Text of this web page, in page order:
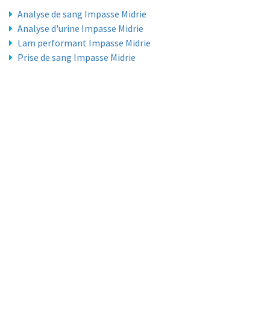
Analyse de sang Impasse Midrie
Analyse d'urine Impasse Midrie
Lam performant Impasse Midrie
Prise de sang Impasse Midrie